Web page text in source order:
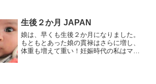
空スペースがなくなり始めました。とい
う訳で最近は、話題の本”...
生後２か月 JAPAN
娘は、早くも生後２か月になりました。
もともとあった娘の貫禄はさらに増し、
体重も増えて重い！妊娠時代の私はマイ